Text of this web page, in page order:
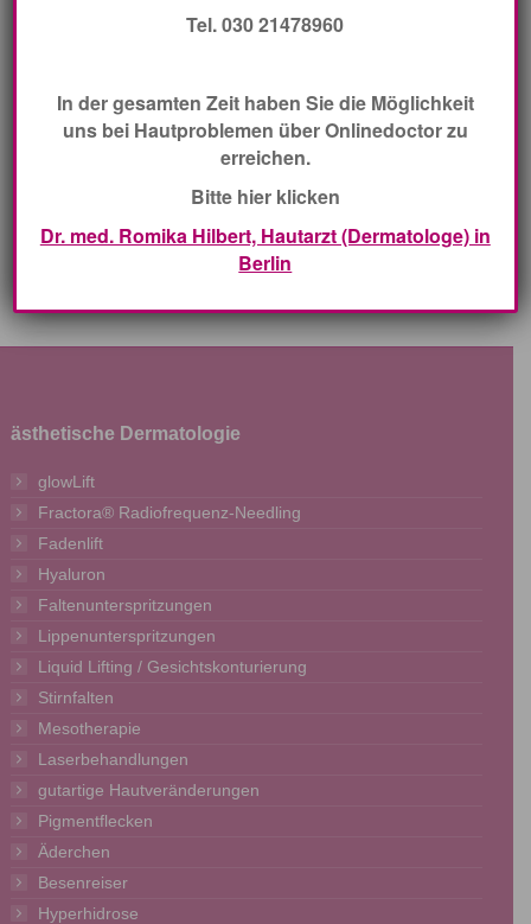
Erfahren Sie mehr
ästhetische Dermatologie
glowLift
Fractora® Radiofrequenz-Needling
Fadenlift
Hyaluron
Faltenunterspritzungen
Lippenunterspritzungen
Liquid Lifting / Gesichtskonturierung
Stirnfalten
Mesotherapie
Laserbehandlungen
gutartige Hautveränderungen
Pigmentflecken
Äderchen
Besenreiser
Hyperhidrose
Tel. 030 21478960
In der gesamten Zeit haben Sie die Möglichkeit
uns bei Hautproblemen über Onlinedoctor zu
erreichen.
Bitte hier klicken
Dr. med. Romika Hilbert, Hautarzt (Dermatologe) in
Berlin